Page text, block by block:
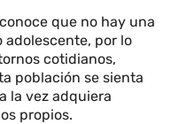
que no hay una
adolescente, por lo
cotidianos,
población se sienta
la vez adquiera
propios.